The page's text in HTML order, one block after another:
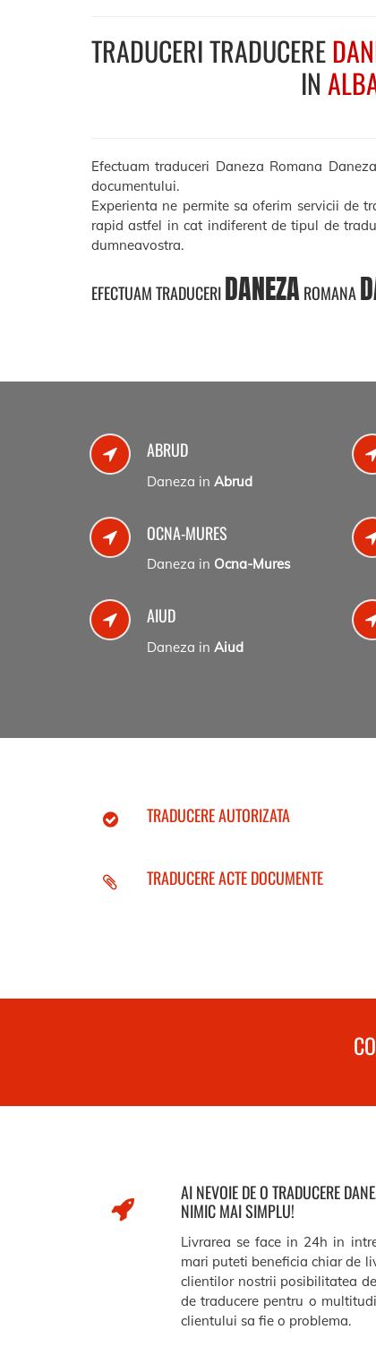
TRADUCERI TRADUCERE
IN
Efectuam traduceri Daneza Romana
documentului.
Experienta ne permite sa oferim servicii de
rapid astfel in cat indiferent de tipul de
dumneavostra.
EFECTUAM TRADUCERIDANEZA ROMANA
ABRUD
Daneza in Abrud
OCNA-MURES
Daneza in Ocna-Mures
AIUD
Daneza in Aiud
TRADUCERE AUTORIZATA
TRADUCERE ACTE DOCUMENTE
AI NEVOIE DE O TRADUCERE
NIMIC MAI SIMPLU!
Livrarea se face in 24h in
mari puteti beneficia chiar de
clientilor nostrii posibilitatea
de traducere pentru o
clientului sa fie o problema.